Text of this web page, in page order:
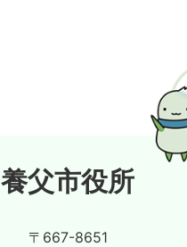
養父市役所
〒667-8651